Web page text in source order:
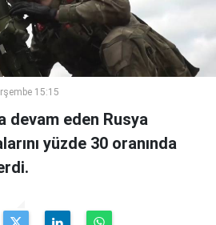
15:15
devam eden Rusya
yüzde 30 oranında